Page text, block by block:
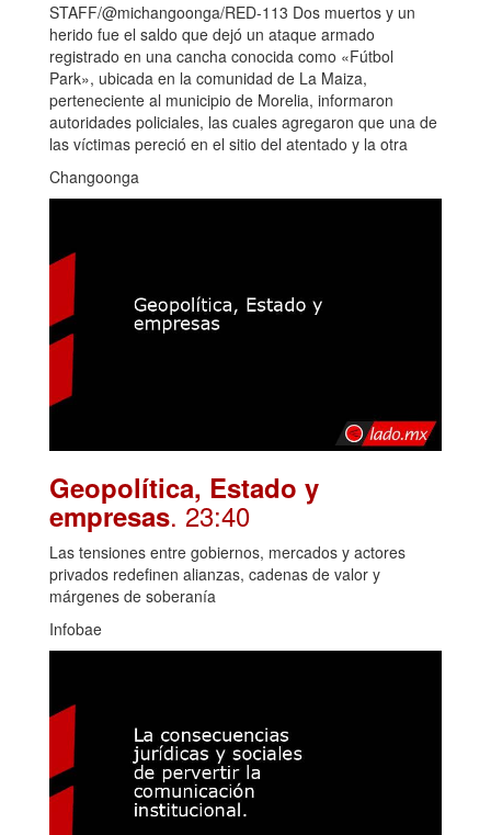
STAFF/@michangoonga/RED-113 Dos muertos y un
herido fue el saldo que dejó un ataque armado
registrado en una cancha conocida como «Fútbol
Park», ubicada en la comunidad de La Maiza,
perteneciente al municipio de Morelia, informaron
autoridades policiales, las cuales agregaron que una de
las víctimas pereció en el sitio del atentado y la otra
Changoonga
Geopolítica, Estado y
empresas. 23:40
Las tensiones entre gobiernos, mercados y actores
privados redefinen alianzas, cadenas de valor y
márgenes de soberanía
Infobae